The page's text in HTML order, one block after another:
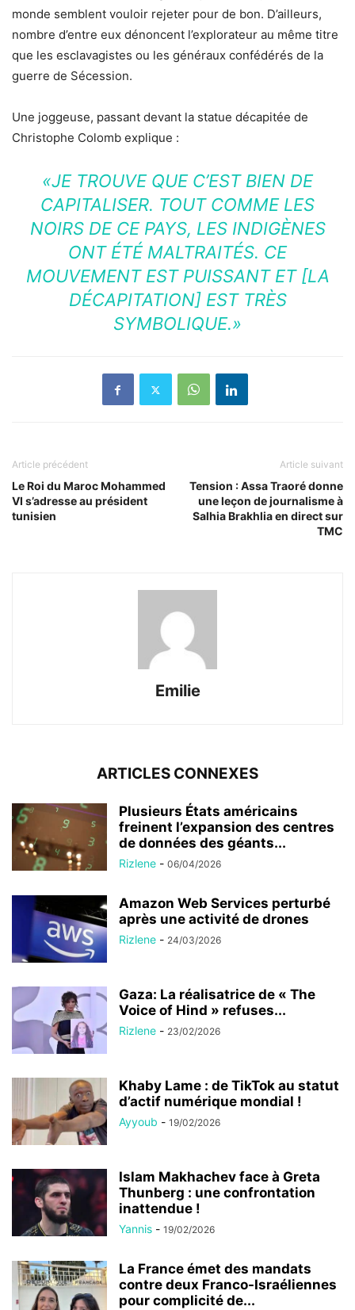
monde semblent vouloir rejeter pour de bon. D’ailleurs,
nombre d’entre eux dénoncent l’explorateur au même titre
que les esclavagistes ou les généraux confédérés de la
guerre de Sécession.
Une joggeuse, passant devant la statue décapitée de
Christophe Colomb explique :
«JE TROUVE QUE C’EST BIEN DE
CAPITALISER. TOUT COMME LES
NOIRS DE CE PAYS, LES INDIGÈNES
ONT ÉTÉ MALTRAITÉS. CE
MOUVEMENT EST PUISSANT ET[LA
DÉCAPITATION]EST TRÈS
SYMBOLIQUE.»
Article précédent
Le Roi du Maroc Mohammed
VI s’adresse au président
tunisien
Article suivant
Tension : Assa Traoré donne
une leçon de journalisme à
Salhia Brakhlia en direct sur
TMC
Emilie
ARTICLES CONNEXES
Plusieurs États américains
freinent l’expansion des centres
de données des géants...
Rizlene - 06/04/2026
Amazon Web Services perturbé
après une activité de drones
Rizlene - 24/03/2026
Gaza: La réalisatrice de « The
Voice of Hind » refuses...
Rizlene - 23/02/2026
Khaby Lame : de TikTok au statut
d’actif numérique mondial !
Ayyoub - 19/02/2026
Islam Makhachev face à Greta
Thunberg : une confrontation
inattendue !
Yannis - 19/02/2026
La France émet des mandats
contre deux Franco-Israéliennes
pour complicité de...